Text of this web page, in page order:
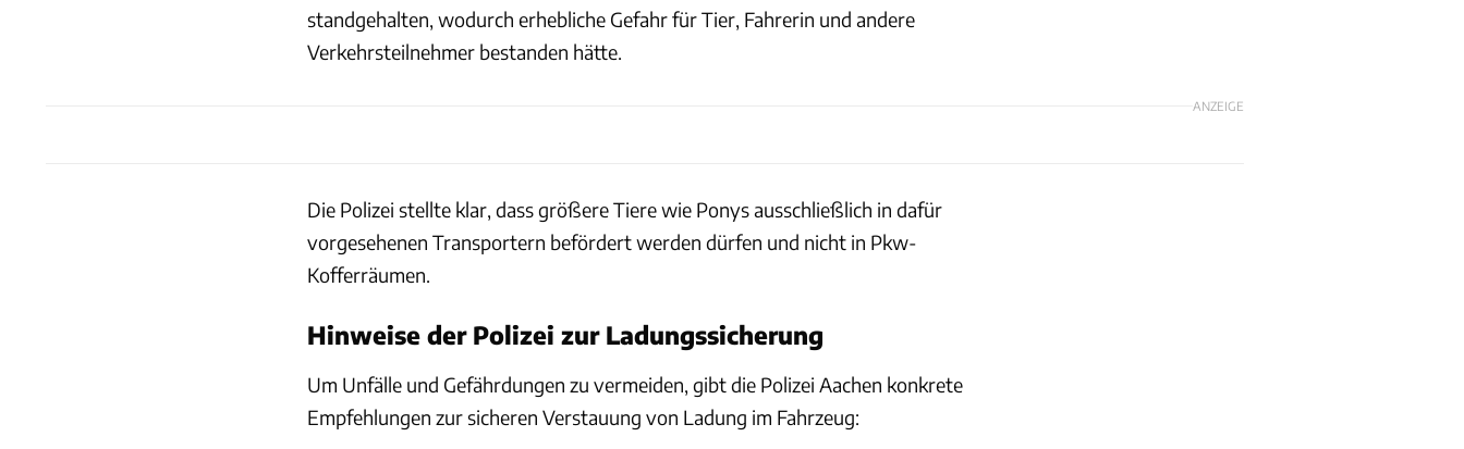
standgehalten, wodurch erhebliche Gefahr für Tier, Fahrerin und andere
Verkehrsteilnehmer bestanden hätte.
ANZEIGE
Die Polizei stellte klar, dass größere Tiere wie Ponys ausschließlich in dafür
vorgesehenen Transportern befördert werden dürfen und nicht in Pkw-
Kofferräumen.
Hinweise der Polizei zur Ladungssicherung
Um Unfälle und Gefährdungen zu vermeiden, gibt die Polizei Aachen konkrete
Empfehlungen zur sicheren Verstauung von Ladung im Fahrzeug: